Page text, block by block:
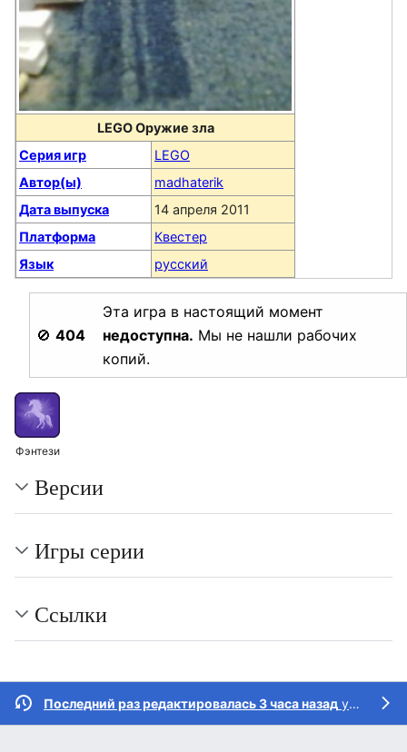
LEGO Оружие зла
Серия игр
LEGO
Автор(ы)
madhaterik
Дата выпуска
14 апреля 2011
Платформа
Квестер
Язык
русский
🚫 404
Эта игра в настоящий момент
недоступна. Мы не нашли рабочих
копий.
Фэнтези
Версии
Игры серии
Ссылки
Последний раз редактировалась 3 часа назад участником